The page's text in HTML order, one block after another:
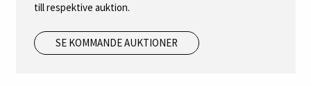
till respektive auktion.
SE KOMMANDE AUKTIONER